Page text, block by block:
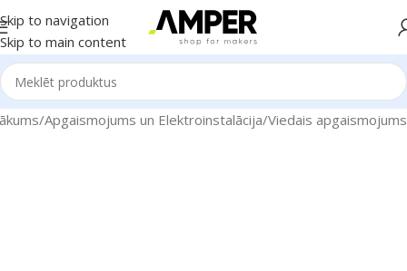
Skip to navigation
Skip to main content
/Apgaismojums un Elektroinstalācija/Viedais apgaismojums